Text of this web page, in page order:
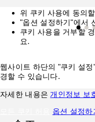
위 쿠키 사용에 동의
"옵션 설정하기"에서
쿠키 사용을 거부할
요.
웹사이트 하단의 "쿠키 설
경할 수 있습니다.
자세한 내용은 개인정보 보
옵션 설정하